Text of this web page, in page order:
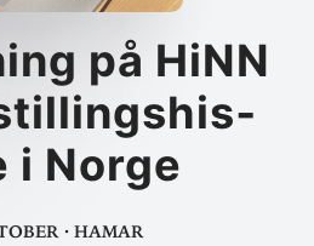
på HiNN
i Norge
·Hamar